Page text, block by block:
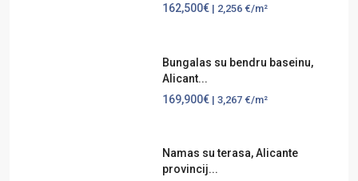
162,500€ | 2,256 €/m²
Bungalas su bendru baseinu,
Alicant...
169,900€ | 3,267 €/m²
Namas su terasa, Alicante
provincij...